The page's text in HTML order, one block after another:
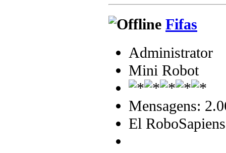
Fifas
Administrator
Mini Robot
Mensagens:
El RoboSapiens